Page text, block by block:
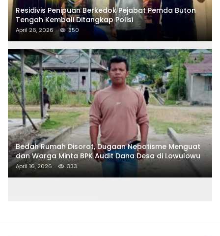
Residivis Penipuan Berkedok Pejabat Pemda Buton
Tengah Kembali Ditangkap Polisi
April 26, 2026 350
Bedah Rumah Disorot, Dugaan Nepotisme Menguat
dan Warga Minta BPK Audit Dana Desa di Lowulowu
April 16, 2026 333